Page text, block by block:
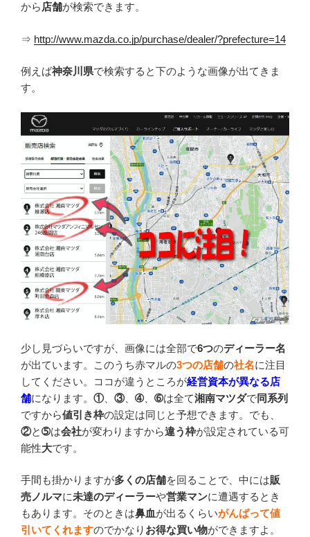
から 店舗が検索できます。
⇒ http://www.mazda.co.jp/purchase/dealer/?prefecture=14
例えば神奈川県で検索すると下のような画像が出てきま
す。
少し見づらいですが、画像には全部で6つのディーラー名
が出ています。このうち赤マルの3つの店舗の社名に注目
してください。ココが違うところが経営資本が異なる店
舗になります。 ①、 ③、 ➃ ➅は全て湘南マツダで同系列
ですから値引き枠の設定は同じと予想できます。でも、
②と➄は会社が変わりますから違う枠が設定されている可
能性大です。
手間も掛かりますが多くの店舗を回ることで、中には販
売ノルマに未達のディーラーや営業マンに遭遇するとき
もあります。そのときは鼻血が出るくらいがんばって値
引いてくれますのでかなり お得な買い物ができますよ。